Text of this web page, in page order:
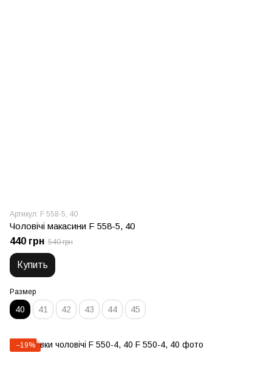
Артикул: F 558-5, 40
Чоловічі макасини F 558-5, 40
440 грн 540 грн
Купить
Размер
40 41 42 43 44 45
−19%